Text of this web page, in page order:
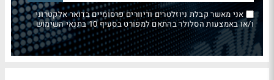
אני מאשר קבלת ניוזלטרים ודיוורים פרסומיים בדואר אלקטרוני
ו/או באמצעות הסלולר בהתאם למפורט בסעיף 10 בתנאי השימוש